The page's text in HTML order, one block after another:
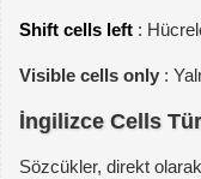
Shift cells left :
Visible cells only :
İngilizce Cells
Sözcükler, direkt